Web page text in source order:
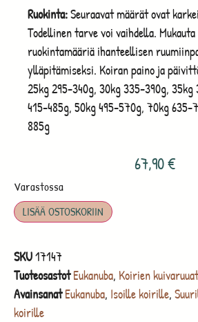
Ruokinta:Seuraavat määrät ovat
Todellinen tarve voi vaihdella.
ruokintamääriä ihanteellisen
ylläpitämiseksi. Koiran paino ja
25kg 295-340g, 30kg 335-390g,
415-485g, 50kg 495-570g, 70kg 635-
885g
67,90€
Varastossa
LISÄÄ OSTOSKORIIN
SKU17147
TuoteosastotEukanuba, Koirien kuivaruuat
AvainsanatEukanuba, Isoille koirille,
koirille